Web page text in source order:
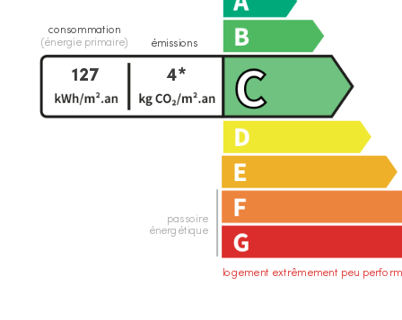
logement extrêmement peu
passoire
énergétique
consommation
(énergie primaire)
émissions
127 4*